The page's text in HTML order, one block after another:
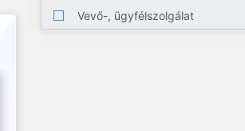
Vevő-, ügyfélszolgálat